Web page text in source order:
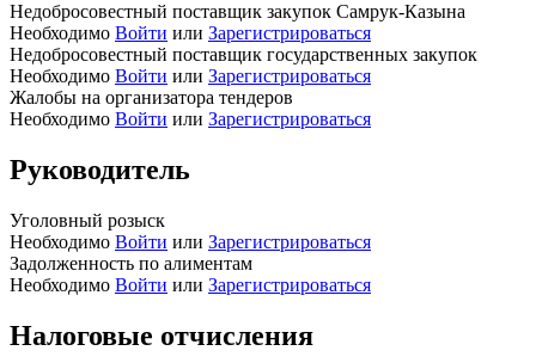
Недобросовестный поставщик закупок Самрук-Казына
Необходимо Войти или Зарегистрироваться
Недобросовестный поставщик государственных закупок
Необходимо Войти или Зарегистрироваться
Жалобы на организатора тендеров
Необходимо Войти или Зарегистрироваться
Руководитель
Уголовный розыск
Необходимо Войти или Зарегистрироваться
Задолженность по алиментам
Необходимо Войти или Зарегистрироваться
Налоговые отчисления